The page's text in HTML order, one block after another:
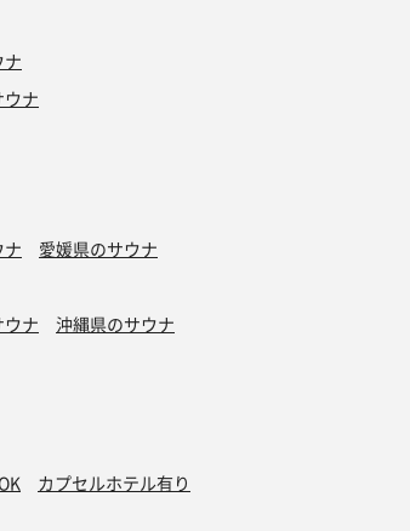
ナ
愛媛県のサウナ
ナ 沖縄県のサウナ
カプセルホテル有り